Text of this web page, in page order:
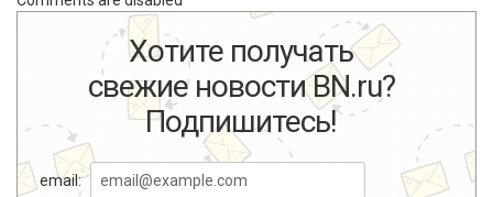
Хотите получать
свежие новости BN.ru?
Подпишитесь!
email: